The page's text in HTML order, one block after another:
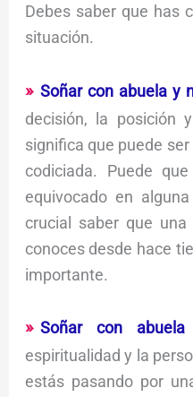
Debes saber que has
situación.
Soñar con abuela y
decisión, la posición
significa que puede
codiciada. Puede
equivocado en
crucial saber que
conoces desde hace
importante.
Soñar con abuela
espiritualidad y la
estás pasando por